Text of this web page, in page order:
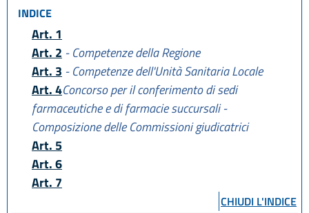
INDICE
Art. 1
Art. 2 - Competenze della Regione
Art. 3 - Competenze dell'Unità Sanitaria Locale
Art. 4Concorso per il conferimento di sedi
farmaceutiche e di farmacie succursali -
Composizione delle Commissioni giudicatrici
Art. 5
Art. 6
Art. 7
CHIUDI L'INDICE